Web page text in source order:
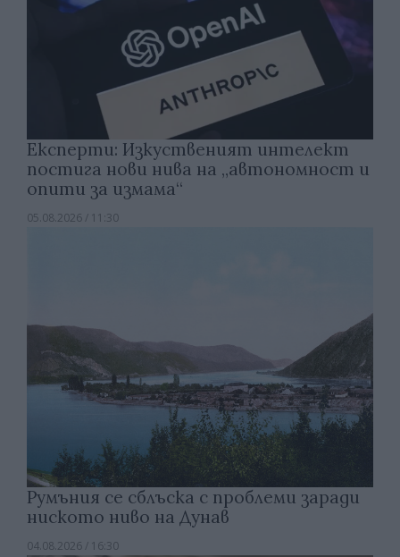
Експерти: Изкуственият интелект
постига нови нива на „автономност и
опити за измама“
05.08.2026 / 11:30
Румъния се сблъска с проблеми заради
ниското ниво на Дунав
04.08.2026 / 16:30